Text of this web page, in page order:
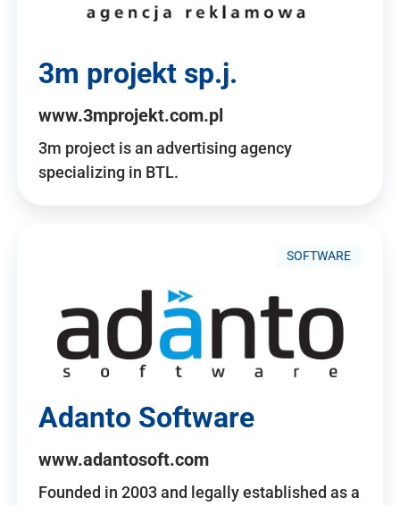
3m projekt sp.j.
www.3mprojekt.com.pl
3m project is an advertising agency
specializing in BTL.
SOFTWARE
Adanto Software
www.adantosoft.com
Founded in 2003 and legally established as a